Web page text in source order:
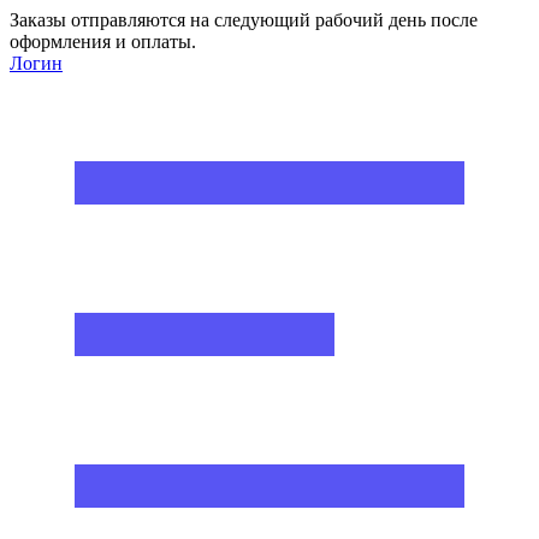
Заказы отправляются на следующий рабочий день после
оформления и оплаты.
Логин